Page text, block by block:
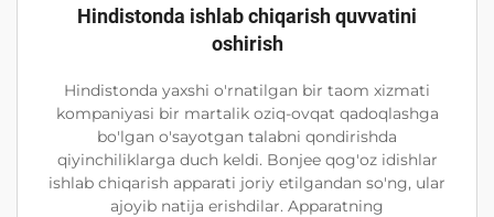
Hindistonda ishlab chiqarish quvvatini
oshirish
Hindistonda yaxshi o'rnatilgan bir taom xizmati
kompaniyasi bir martalik oziq-ovqat qadoqlashga
bo'lgan o'sayotgan talabni qondirishda
qiyinchiliklarga duch keldi. Bonjee qog'oz idishlar
ishlab chiqarish apparati joriy etilgandan so'ng, ular
ajoyib natija erishdilar. Apparatning